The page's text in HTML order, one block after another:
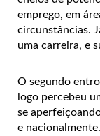
emprego, em
circunstâncias.
uma carreira, e
O segundo
logo percebeu
se
e